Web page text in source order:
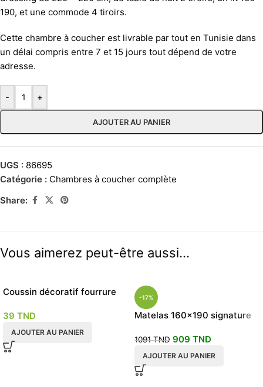
190, et une commode 4 tiroirs.
Cette chambre à coucher est livrable par tout en Tunisie dans
un délai compris entre 7 et 15 jours tout dépend de votre
adresse.
- +
AJOUTER AU PANIER
UGS : 86695
Catégorie : Chambres à coucher complète
Share:
Vous aimerez peut-être aussi…
Coussin décoratif fourrure
39 TND
AJOUTER AU PANIER
-17%
Matelas 160×190 signature
1091TND 909 TND
AJOUTER AU PANIER